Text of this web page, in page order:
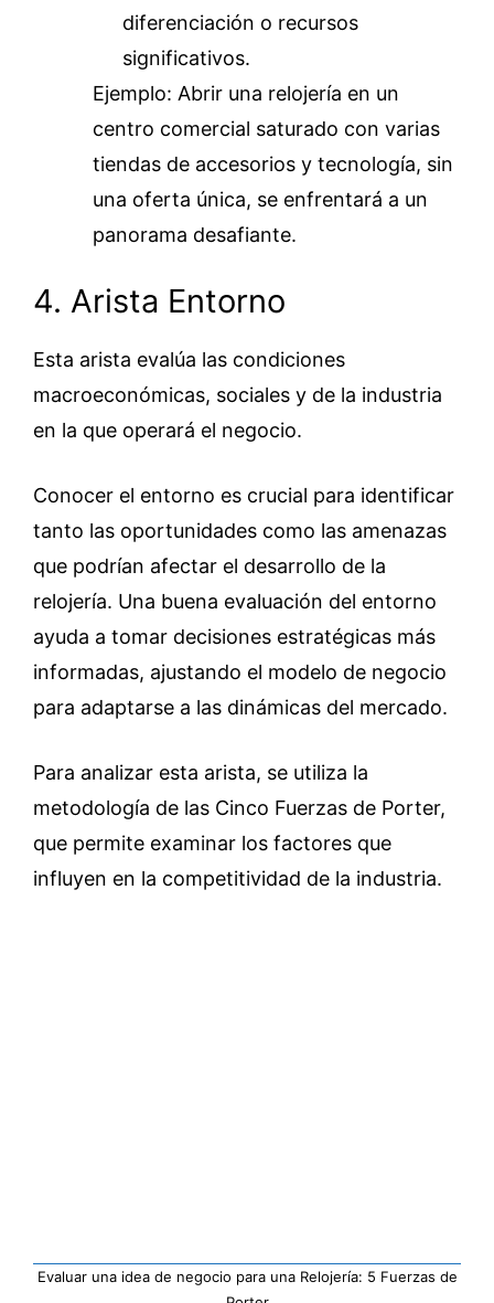
diferenciación o recursos
significativos.
Ejemplo: Abrir una relojería en un
centro comercial saturado con varias
tiendas de accesorios y tecnología, sin
una oferta única, se enfrentará a un
panorama desafiante.
4. Arista Entorno
Esta arista evalúa las condiciones
macroeconómicas, sociales y de la industria
en la que operará el negocio.
Conocer el entorno es crucial para identificar
tanto las oportunidades como las amenazas
que podrían afectar el desarrollo de la
relojería. Una buena evaluación del entorno
ayuda a tomar decisiones estratégicas más
informadas, ajustando el modelo de negocio
para adaptarse a las dinámicas del mercado.
Para analizar esta arista, se utiliza la
metodología de las Cinco Fuerzas de Porter,
que permite examinar los factores que
influyen en la competitividad de la industria.
Evaluar una idea de negocio para una Relojería: 5 Fuerzas de